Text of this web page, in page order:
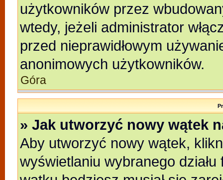
użytkowników przez
wtedy, jeżeli administrator
przed nieprawidłowym
anonimowych użytkowników.
Góra
» Jak utworzyć nowy wątek
Aby utworzyć nowy wątek,
wyświetlaniu wybranego